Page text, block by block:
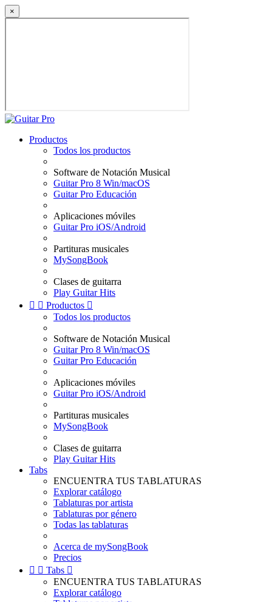
×
Productos
Todos los productos
Software de Notación Musical
Guitar Pro 8 Win/macOS
Guitar Pro Educación
Aplicaciones móviles
Guitar Pro iOS/Android
Partituras musicales
MySongBook
Clases de guitarra
Play Guitar Hits
  Productos 
Todos los productos
Software de Notación Musical
Guitar Pro 8 Win/macOS
Guitar Pro Educación
Aplicaciones móviles
Guitar Pro iOS/Android
Partituras musicales
MySongBook
Clases de guitarra
Play Guitar Hits
Tabs
ENCUENTRA TUS TABLATURAS
Explorar catálogo
Tablaturas por artista
Tablaturas por género
Todas las tablaturas
Acerca de mySongBook
Precios
  Tabs 
ENCUENTRA TUS TABLATURAS
Explorar catálogo